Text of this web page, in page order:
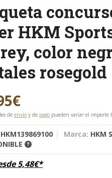
HKM
color
rosegold
€
deenvío y de pago pueden variar el importe
Marca: HKM
5,48€*